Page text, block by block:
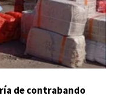
de contrabando